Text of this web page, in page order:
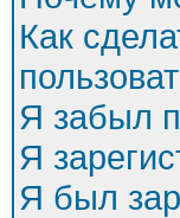
Как
Я забыл
Я
Я был